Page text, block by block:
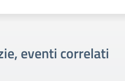
eventi correlati